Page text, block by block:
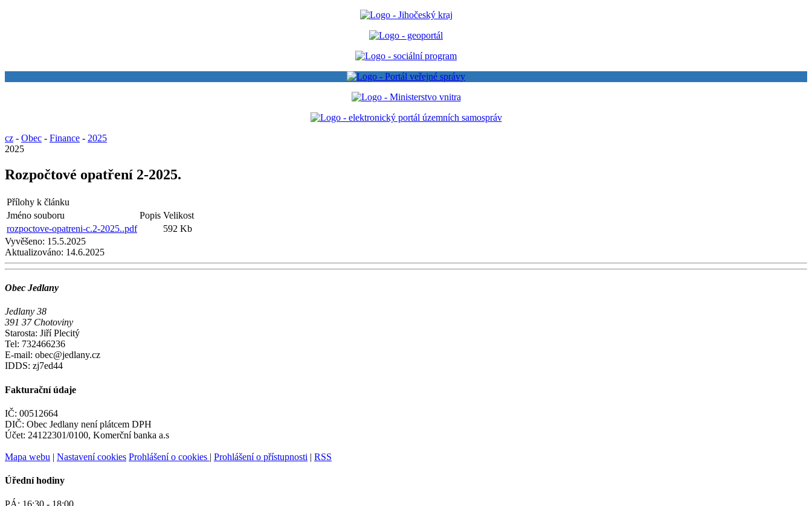
cz - Obec - Finance - 2025
2025
Rozpočtové opatření 2-2025.
Přílohy k článku
Jméno souboru
Popis Velikost
rozpoctove-opatreni-c.2-2025..pdf
592 Kb
Vyvěšeno: 15.5.2025
Aktualizováno: 14.6.2025
Obec Jedlany
Jedlany 38
391 37 Chotoviny
Starosta: Jiří Plecitý
Tel: 732466236
E-mail: obec@jedlany.cz
IDDS: zj7ed44
Fakturační údaje
IČ: 00512664
DIČ: Obec Jedlany není plátcem DPH
Účet: 24122301/0100, Komerční banka a.s
Mapa webu | Nastavení cookies Prohlášení o cookies | Prohlášení o přístupnosti | RSS
Úřední hodiny